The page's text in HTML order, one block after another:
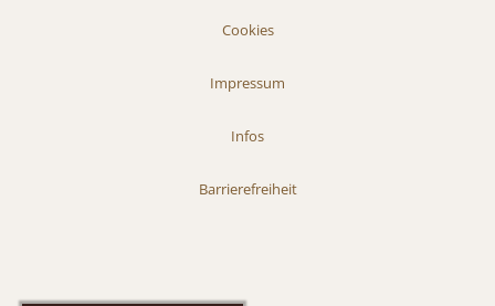
Cookies
Impressum
Infos
Barrierefreiheit